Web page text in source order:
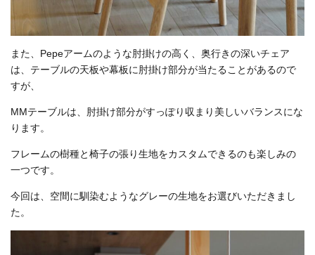
また、Pepeアームのような肘掛けの高く、奥行きの深いチェア
は、テーブルの天板や幕板に肘掛け部分が当たることがあるので
すが、
MMテーブルは、肘掛け部分がすっぽり収まり美しいバランスにな
ります。
フレームの樹種と椅子の張り生地をカスタムできるのも楽しみの
一つです。
今回は、空間に馴染むようなグレーの生地をお選びいただきまし
た。